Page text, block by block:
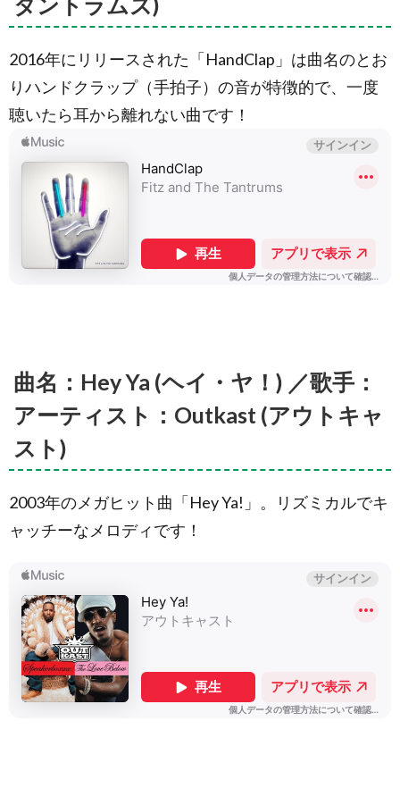
2016年にリリースされた「HandClap」は曲名のとお
りハンドクラップ（手拍子）の音が特徴的で、一度
聴いたら耳から離れない曲です！
曲名：Hey Ya (ヘイ・ヤ！) ／歌手：
アーティスト：Outkast (アウトキャ
スト)
2003年のメガヒット曲「Hey Ya!」。リズミカルでキ
ャッチーなメロディです！